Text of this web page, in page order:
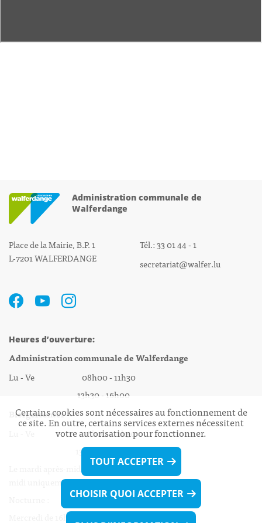
Administration communale de
Walferdange
Place de la Mairie, B.P. 1
L-7201 WALFERDANGE
Tél.: 33 01 44 - 1
secretariat@walfer.lu
Heures d’ouverture:
Administration communale de Walferdange
Lu - Ve 08h00 - 11h30
13h30 - 16h00
Biergercenter
Lu - Ve 08h00 - 11h30
13h30 - 16h00
Le mardi après-midi et le vendredi après-
midi uniquement sur Rdv.
Mercredi de 16h00 - 18h45 uniquement sur Rdv
Certains cookies sont nécessaires au fonctionnement de
ce site. En outre, certains services externes nécessitent
votre autorisation pour fonctionner.
TOUT ACCEPTER
CHOISIR QUOI ACCEPTER